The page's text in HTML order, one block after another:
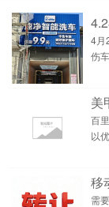
4月
伤
美
百
以
移
需